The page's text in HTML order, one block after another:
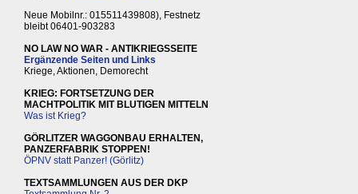
Neue Mobilnr.: 015511439808), Festnetz
bleibt 06401-903283
NO LAW NO WAR - ANTIKRIEGSSEITE
Ergänzende Seiten und Links
Kriege, Aktionen, Demorecht
KRIEG: FORTSETZUNG DER
MACHTPOLITIK MIT BLUTIGEN MITTELN
Was ist Krieg?
GÖRLITZER WAGGONBAU ERHALTEN,
PANZERFABRIK STOPPEN!
ÖPNV statt Panzer! (Görlitz)
TEXTSAMMLUNGEN AUS DER DKP